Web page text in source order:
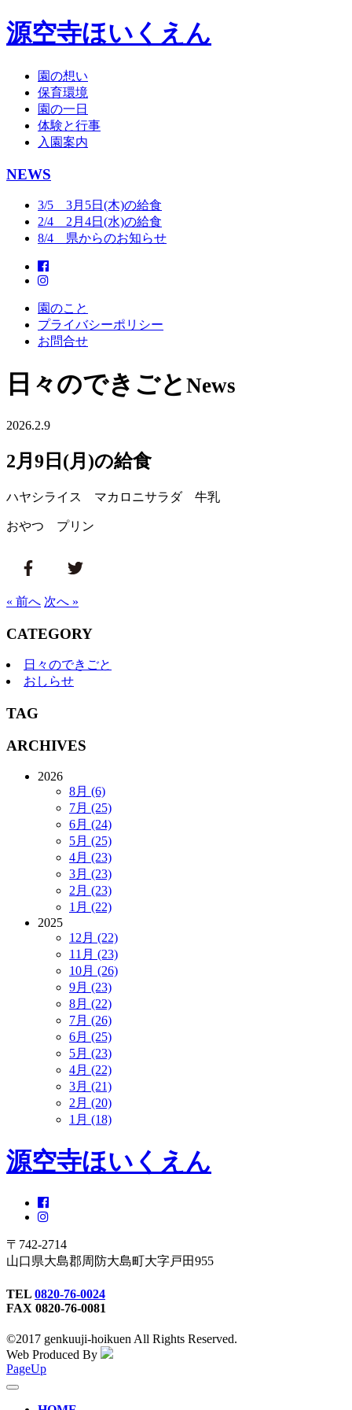
源空寺ほいくえん
園の想い
保育環境
園の一日
体験と行事
入園案内
NEWS
3/5 3月5日(木)の給食
2/4 2月4日(水)の給食
8/4 県からのお知らせ
園のこと
プライバシーポリシー
お問合せ
日々のできごと News
2026.2.9
2月9日(月)の給食
ハヤシライス マカロニサラダ 牛乳
おやつ プリン
« 前へ 次へ »
CATEGORY
日々のできごと
おしらせ
TAG
ARCHIVES
2026
8月 (6)
7月 (25)
6月 (24)
5月 (25)
4月 (23)
3月 (23)
2月 (23)
1月 (22)
2025
12月 (22)
11月 (23)
10月 (26)
9月 (23)
8月 (22)
7月 (26)
6月 (25)
5月 (23)
4月 (22)
3月 (21)
2月 (20)
1月 (18)
源空寺ほいくえん
〒742-2714
山口県大島郡周防大島町大字戸田955
TEL 0820-76-0024
FAX 0820-76-0081
©2017 genkuuji-hoikuen All Rights Reserved.
Web Produced By
PageUp
toggle
navigation